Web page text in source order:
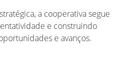
a cooperativa segue
e construindo
e avanços.